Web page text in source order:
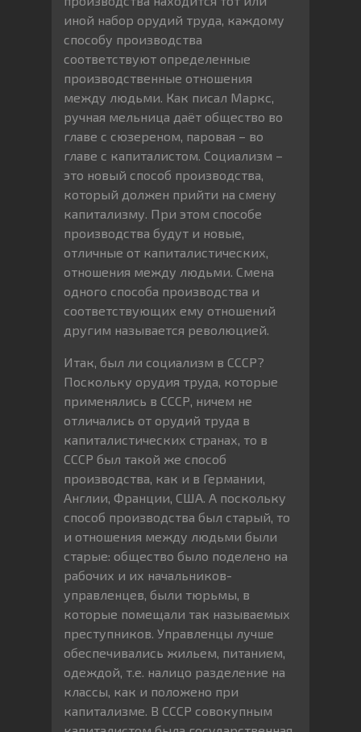
иной набор орудий труда, каждому
способу производства
соответствуют определенные
производственные отношения
между людьми. Как писал Маркс,
ручная мельница даёт общество во
главе с сюзереном, паровая – во
главе с капиталистом. Социализм –
это новый способ производства,
который должен прийти на смену
капитализму. При этом способе
производства будут и новые,
отличные от капиталистических,
отношения между людьми. Смена
одного способа производства и
соответствующих ему отношений
другим называется революцией.
Итак, был ли социализм в СССР?
Поскольку орудия труда, которые
применялись в СССР, ничем не
отличались от орудий труда в
капиталистических странах, то в
СССР был такой же способ
производства, как и в Германии,
Англии, Франции, США. А поскольку
способ производства был старый, то
и отношения между людьми были
старые: общество было поделено на
рабочих и их начальников-
управленцев, были тюрьмы, в
которые помещали так называемых
преступников. Управленцы лучше
обеспечивались жильем, питанием,
одеждой, т.е. налицо разделение на
классы, как и положено при
капитализме. В СССР совокупным